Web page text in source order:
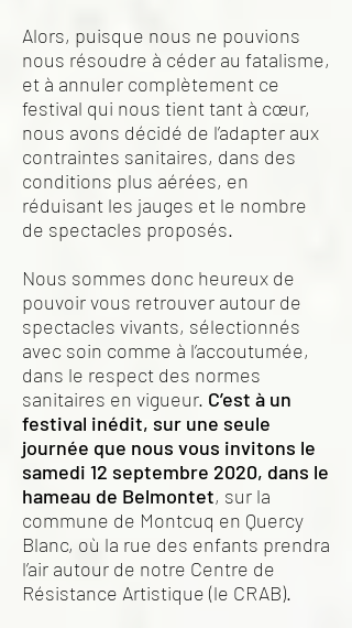
Alors, puisque nous ne pouvions
nous résoudre à céder au fatalisme,
et à annuler complètement ce
festival qui nous tient tant à cœur,
nous avons décidé de l’adapter aux
contraintes sanitaires, dans des
conditions plus aérées, en
réduisant les jauges et le nombre
de spectacles proposés.
Nous sommes donc heureux de
pouvoir vous retrouver autour de
spectacles vivants, sélectionnés
avec soin comme à l’accoutumée,
dans le respect des normes
sanitaires en vigueur. C’est à un
festival inédit, sur une seule
journée que nous vous invitons le
samedi 12 septembre 2020, dans le
hameau de Belmontet, sur la
commune de Montcuq en Quercy
Blanc, où la rue des enfants prendra
l’air autour de notre Centre de
Résistance Artistique (le CRAB).